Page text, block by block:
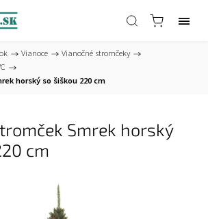
/ Vianoce / Vianočné stromčeky /
/
horský so šiškou 220 cm
Smrek horský
cm